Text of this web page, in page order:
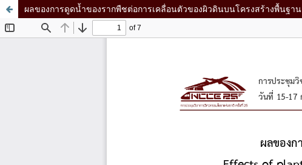
ผลของการดูดน้ำของรากพืชต่อการเคลื่อนตัวของผิวดินบนโครงสร้างพื้นฐาน